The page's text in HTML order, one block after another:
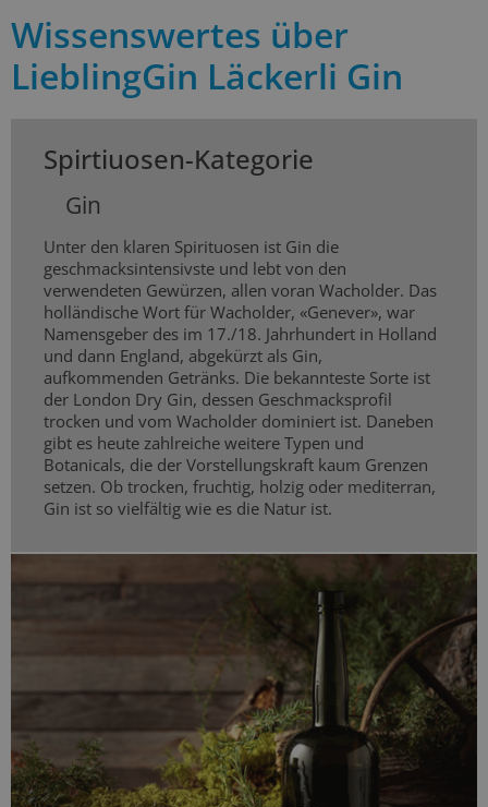
Wissenswertes über
LieblingGin Läckerli Gin
Spirtiuosen-Kategorie
Gin
Unter den klaren Spirituosen ist Gin die
geschmacksintensivste und lebt von den
verwendeten Gewürzen, allen voran Wacholder. Das
holländische Wort für Wacholder, «Genever», war
Namensgeber des im 17./18. Jahrhundert in Holland
und dann England, abgekürzt als Gin,
aufkommenden Getränks. Die bekannteste Sorte ist
der London Dry Gin, dessen Geschmacksprofil
trocken und vom Wacholder dominiert ist. Daneben
gibt es heute zahlreiche weitere Typen und
Botanicals, die der Vorstellungskraft kaum Grenzen
setzen. Ob trocken, fruchtig, holzig oder mediterran,
Gin ist so vielfältig wie es die Natur ist.